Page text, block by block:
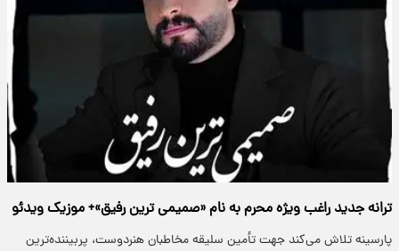
ترانه جدید راغب ویژه محرم به نام «صمیمی ترین رفیق»+ موزیک ویدئو
پارسینه تلاش می‌کند جهت تأمین سلیقه مخاطبان هنردوست، پربیننده‌ترین